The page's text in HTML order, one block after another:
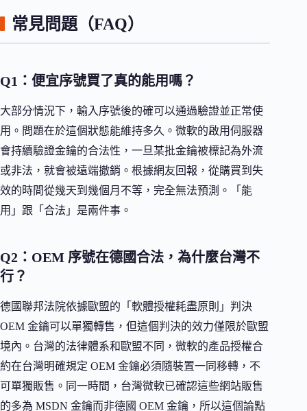
常見問題（FAQ）
Q1：便宜序號買了真的能用嗎？
大部分情況下，輸入序號後的確可以通過驗證並正常使
用。問題在於這個狀態能維持多久。微軟的啟用伺服器
會持續驗證金鑰的合法性，一旦某批金鑰被標記為外流
或非法，就會被遠端撤銷。根據網友回報，從購買到失
效的時間從幾天到幾個月不等，完全無法預測。「能
用」跟「合法」是兩件事。
Q2：OEM 序號在德國合法，為什麼台灣不
行？
德國聯邦法院依據歐盟的「軟體授權耗盡原則」判決
OEM 金鑰可以單獨轉售，但這個判決的效力僅限於歐盟
境內。台灣的法律體系和歐盟不同，微軟的產品授權合
約在台灣明確規定 OEM 金鑰必須隨裝置一同移轉，不
可單獨販售。同一時間，台灣微軟已確認這些網站販售
的多為 MSDN 金鑰而非德國 OEM 金鑰，所以這個論點